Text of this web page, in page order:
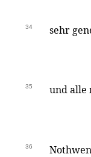
34 sehr
35 und alle
36